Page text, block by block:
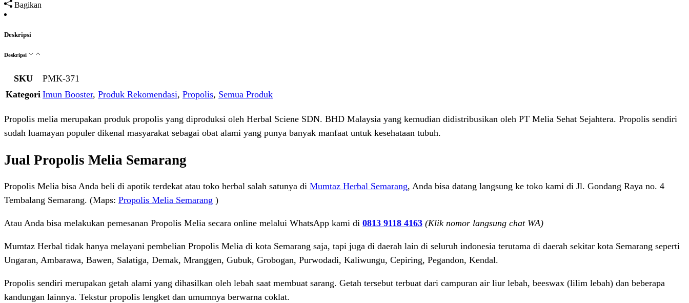
Bagikan
Deskripsi
Deskripsi
SKU
PMK-371
Kategori Imun Booster, Produk Rekomendasi, Propolis, Semua Produk
Propolis melia merupakan produk propolis yang diproduksi oleh Herbal Sciene SDN. BHD Malaysia yang kemudian didistribusikan oleh PT Melia Sehat Sejahtera. Propolis sendiri
sudah luamayan populer dikenal masyarakat sebagai obat alami yang punya banyak manfaat untuk kesehataan tubuh.
Jual Propolis Melia Semarang
Propolis Melia bisa Anda beli di apotik terdekat atau toko herbal salah satunya di Mumtaz Herbal Semarang, Anda bisa datang langsung ke toko kami di Jl. Gondang Raya no. 4
Tembalang Semarang. (Maps: Propolis Melia Semarang )
Atau Anda bisa melakukan pemesanan Propolis Melia secara online melalui WhatsApp kami di 0813 9118 4163 (Klik nomor langsung chat WA)
Mumtaz Herbal tidak hanya melayani pembelian Propolis Melia di kota Semarang saja, tapi juga di daerah lain di seluruh indonesia terutama di daerah sekitar kota Semarang seperti
Ungaran, Ambarawa, Bawen, Salatiga, Demak, Mranggen, Gubuk, Grobogan, Purwodadi, Kaliwungu, Cepiring, Pegandon, Kendal.
Propolis sendiri merupakan getah alami yang dihasilkan oleh lebah saat membuat sarang. Getah tersebut terbuat dari campuran air liur lebah, beeswax (lilim lebah) dan beberapa
kandungan lainnya. Tekstur propolis lengket dan umumnya berwarna coklat.